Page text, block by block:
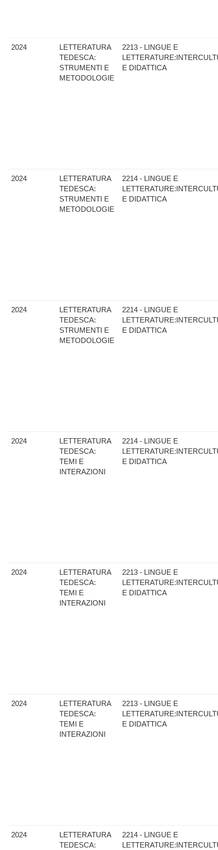
2024
LETTERATURA
TEDESCA:
STRUMENTI E
METODOLOGIE
2213 - LINGUE E
E DIDATTICA
2024
LETTERATURA
TEDESCA:
STRUMENTI E
METODOLOGIE
2214 - LINGUE E
E DIDATTICA
2024
LETTERATURA
TEDESCA:
STRUMENTI E
METODOLOGIE
2214 - LINGUE E
E DIDATTICA
2024
LETTERATURA
TEDESCA:
TEMI E
INTERAZIONI
2214 - LINGUE E
E DIDATTICA
2024
LETTERATURA
TEDESCA:
TEMI E
INTERAZIONI
2213 - LINGUE E
E DIDATTICA
2024
LETTERATURA
TEDESCA:
TEMI E
INTERAZIONI
2213 - LINGUE E
E DIDATTICA
2024
LETTERATURA
TEDESCA:
2214 - LINGUE E